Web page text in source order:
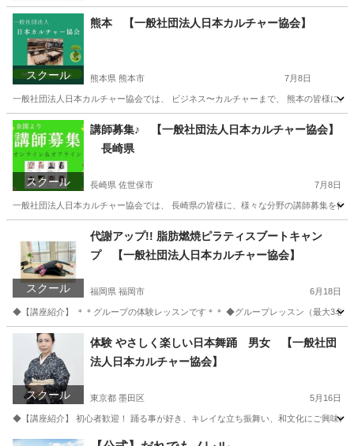
スクール
熊本 【一般社団法人日本カルチャー協会】
熊本県 熊本市 7月8日
一般社団法人日本カルチャー協会では、 ビジネス〜カルチャーまで、 熊本の皆様に
熊本 熊本市 生活知識 熊本 生活知識 カルチャー
スクール
講師募集♪ 【一般社団法人日本カルチャー協会】
長崎県
長崎県 佐世保市 7月8日
一般社団法人日本カルチャー協会では、 長崎県の皆様に、様々な分野の講師募集を
生活知識 オンライン
スクール
代謝アップ!! 脂肪燃焼ピラティスブートキャン
プ 【一般社団法人日本カルチャー協会】
福岡県 福岡市 6月18日
◆【講座紹介】 ＊＊グループの体験レッスンです＊＊ ◆グループレッスン（最大3名
福岡 福岡市 ヨガ カルチャー
スクール
体験 やさしく楽しい日本舞踊 男女 【一般社団
法人日本カルチャー協会】
東京都 墨田区 5月16日
◆【講座紹介】 初心者歓迎！ 踊る事が好き、キレイな立ち振舞い、和文化にご興味
東京 墨田区 日本舞踊 カルチャー